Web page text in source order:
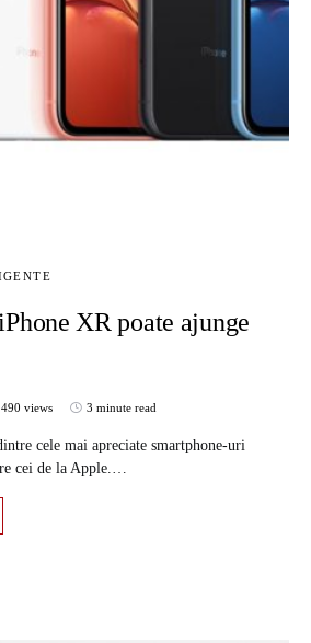
XR poate ajunge
490 views 3 minute read
cele mai apreciate smartphone-uri
cei de la Apple.…